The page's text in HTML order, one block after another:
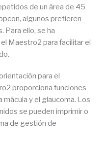
de un área de 45
algunos prefieren
Para ello, se ha
Maestro2 para facilitar el
para el
proporciona funciones
mácula y el glaucoma. Los
se pueden imprimir o
de gestión de